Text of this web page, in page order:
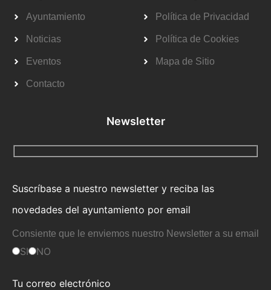
Ayuntamiento
Noticias
Eventos
Contacto
Política de Privacidad
Política de Cookies
Mapa de Sitio
Newsletter
Suscríbase a nuestro newsletter y reciba las
novedades del ayuntamiento por email
Consiente que le enviemos nuestro Newsletter a su email
SI NO
Tu correo electrónico